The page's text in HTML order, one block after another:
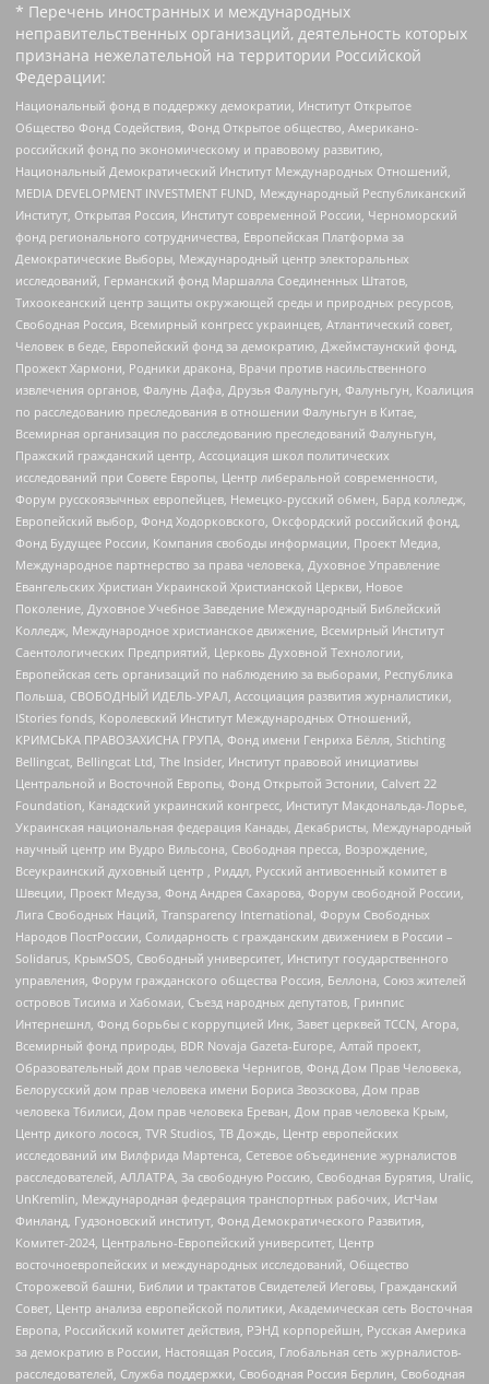
* Перечень иностранных и международных
неправительственных организаций, деятельность которых
признана нежелательной на территории Российской
Федерации:
Национальный фонд в поддержку демократии, Институт Открытое
Общество Фонд Содействия, Фонд Открытое общество, Американо-
российский фонд по экономическому и правовому развитию,
Национальный Демократический Институт Международных Отношений,
MEDIA DEVELOPMENT INVESTMENT FUND, Международный Республиканский
Институт, Открытая Россия, Институт современной России, Черноморский
фонд регионального сотрудничества, Европейская Платформа за
Демократические Выборы, Международный центр электоральных
исследований, Германский фонд Маршалла Соединенных Штатов,
Тихоокеанский центр защиты окружающей среды и природных ресурсов,
Свободная Россия, Всемирный конгресс украинцев, Атлантический совет,
Человек в беде, Европейский фонд за демократию, Джеймстаунский фонд,
Прожект Хармони, Родники дракона, Врачи против насильственного
извлечения органов, Фалунь Дафа, Друзья Фалуньгун, Фалуньгун, Коалиция
по расследованию преследования в отношении Фалуньгун в Китае,
Всемирная организация по расследованию преследований Фалуньгун,
Пражский гражданский центр, Ассоциация школ политических
исследований при Совете Европы, Центр либеральной современности,
Форум русскоязычных европейцев, Немецко-русский обмен, Бард колледж,
Европейский выбор, Фонд Ходорковского, Оксфордский российский фонд,
Фонд Будущее России, Компания свободы информации, Проект Медиа,
Международное партнерство за права человека, Духовное Управление
Евангельских Христиан Украинской Христианской Церкви, Новое
Поколение, Духовное Учебное Заведение Международный Библейский
Колледж, Международное христианское движение, Всемирный Институт
Саентологических Предприятий, Церковь Духовной Технологии,
Европейская сеть организаций по наблюдению за выборами, Республика
Польша, СВОБОДНЫЙ ИДЕЛЬ-УРАЛ, Ассоциация развития журналистики,
IStories fonds, Королевский Институт Международных Отношений,
КРИМСЬКА ПРАВОЗАХИСНА ГРУПА, Фонд имени Генриха Бёлля, Stichting
Bellingcat, Bellingcat Ltd, The Insider, Институт правовой инициативы
Центральной и Восточной Европы, Фонд Открытой Эстонии, Calvert 22
Foundation, Канадский украинский конгресс, Институт Макдональда-Лорье,
Украинская национальная федерация Канады, Декабристы, Международный
научный центр им Вудро Вильсона, Свободная пресса, Возрождение,
Всеукраинский духовный центр , Риддл, Русский антивоенный комитет в
Швеции, Проект Медуза, Фонд Андрея Сахарова, Форум свободной России,
Лига Свободных Наций, Transparеncy International, Форум Свободных
Народов ПостРоссии, Солидарность с гражданским движением в России –
Solidarus, КрымSOS, Свободный университет, Институт государственного
управления, Форум гражданского общества Россия, Беллона, Союз жителей
островов Тисима и Хабомаи, Съезд народных депутатов, Гринпис
Интернешнл, Фонд борьбы с коррупцией Инк, Завет церквей TCCN, Агора,
Всемирный фонд природы, BDR Novaja Gazeta-Europe, Алтай проект,
Образовательный дом прав человека Чернигов, Фонд Дом Прав Человека,
Белорусский дом прав человека имени Бориса Звозскова, Дом прав
человека Тбилиси, Дом прав человека Ереван, Дом прав человека Крым,
Центр дикого лосося, TVR Studios, ТВ Дождь, Центр европейских
исследований им Вилфрида Мартенса, Сетевое объединение журналистов
расследователей, АЛЛАТРА, За свободную Россию, Свободная Бурятия, Uralic,
UnKremlin, Международная федерация транспортных рабочих, ИстЧам
Финланд, Гудзоновский институт, Фонд Демократического Развития,
Комитет-2024, Центрально-Европейский университет, Центр
восточноевропейских и международных исследований, Общество
Сторожевой башни, Библии и трактатов Свидетелей Иеговы, Гражданский
Совет, Центр анализа европейской политики, Академическая сеть Восточная
Европа, Российский комитет действия, РЭНД корпорейшн, Русская Америка
за демократию в России, Настоящая Россия, Глобальная сеть журналистов-
расследователей, Служба поддержки, Свободная Россия Берлин, Свободная